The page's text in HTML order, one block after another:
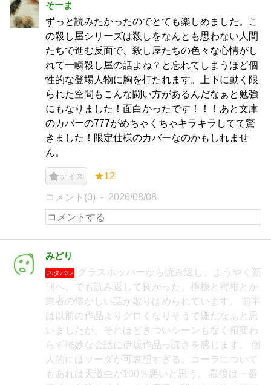
そーま
ずっと読みたかったのでとても楽しめました。こ
の殺し屋シリーズは殺しをなんとも思わない人間
たちで進む反面で、殺し屋たちの色々な心情がし
れて一瞬殺し屋の話よね？と忘れてしまうほど個
性的な登場人物に胸を打たれます。上下に動く限
られた空間もこんな闘い方があるんだなぁと勉強
にもなりました！面白かったです！！！あと文庫
のカバーの777がめちゃくちゃキラキラしてて驚
きました！限定仕様のカバーなのかもしれませ
ん。
ナイス ★12
コメント(0) 2026/08/08
みどり
ネタバレ
グラスホッパーから読み返し、ようやく新
刊へ。でも読み返して良かった。檸檬と蜜柑とか
業者の懐かしい話が散りばめられています。 前半
は以前の作品よりグロくなりそうで嫌だなぁと思
いましたが、それほどきついシーンもなく相変わ
らず軽妙な会話に伊坂作品っぽさを感じます。 個
人的にはソーダが可哀想すぎる。コーラについて
もあれは天道虫が100％悪いと思う。 最後は一番